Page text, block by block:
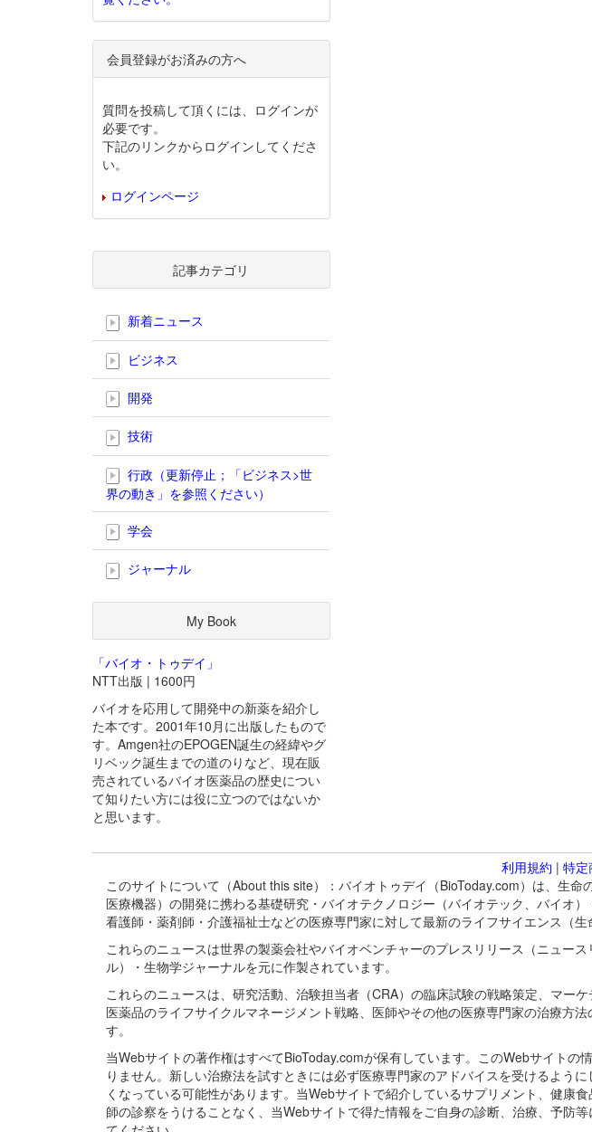
会員登録がお済みの方へ
質問を投稿して頂くには、ログインが
必要です。
下記のリンクからログインしてくださ
い。
ログインページ
記事カテゴリ
新着ニュース
ビジネス
開発
技術
行政（更新停止；「ビジネス>世
界の動き」を参照ください）
学会
ジャーナル
My Book
「バイオ・トゥデイ」
NTT出版 | 1600円
バイオを応用して開発中の新薬を紹介し
た本です。2001年10月に出版したもので
す。Amgen社のEPOGEN誕生の経緯やグ
リベック誕生までの道のりなど、現在販
売されているバイオ医薬品の歴史につい
て知りたい方には役に立つのではないか
と思います。
利用規約 | 特定
このサイトについて（About this site）：バイオトゥデイ（BioToday.com）は、生
医療機器）の開発に携わる基礎研究・バイオテクノロジー（バイオテック、バイオ
看護師・薬剤師・介護福祉士などの医療専門家に対して最新のライフサイエンス（生
これらのニュースは世界の製薬会社やバイオベンチャーのプレスリリース（ニュー
ル）・生物学ジャーナルを元に作製されています。
これらのニュースは、研究活動、治験担当者（CRA）の臨床試験の戦略策定、マー
医薬品のライフサイクルマネージメント戦略、医師やその他の医療専門家の治療方
す。
当Webサイトの著作権はすべてBioToday.comが保有しています。このWebサイト
りません。新しい治療法を試すときには必ず医療専門家のアドバイスを受けるよう
くなっている可能性があります。当Webサイトで紹介しているサプリメント、健康
師の診察をうけることなく、当Webサイトで得た情報をご自身の診断、治療、予防